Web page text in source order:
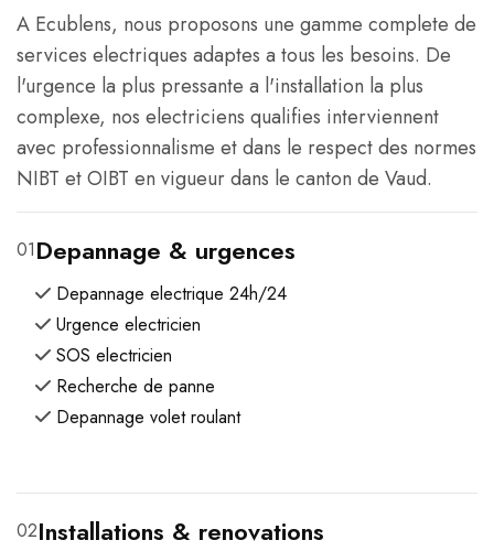
A Ecublens, nous proposons une gamme complete de
services electriques adaptes a tous les besoins. De
l'urgence la plus pressante a l'installation la plus
complexe, nos electriciens qualifies interviennent
avec professionnalisme et dans le respect des normes
NIBT et OIBT en vigueur dans le canton de Vaud.
01Depannage & urgences
Depannage electrique 24h/24
Urgence electricien
SOS electricien
Recherche de panne
Depannage volet roulant
02Installations & renovations